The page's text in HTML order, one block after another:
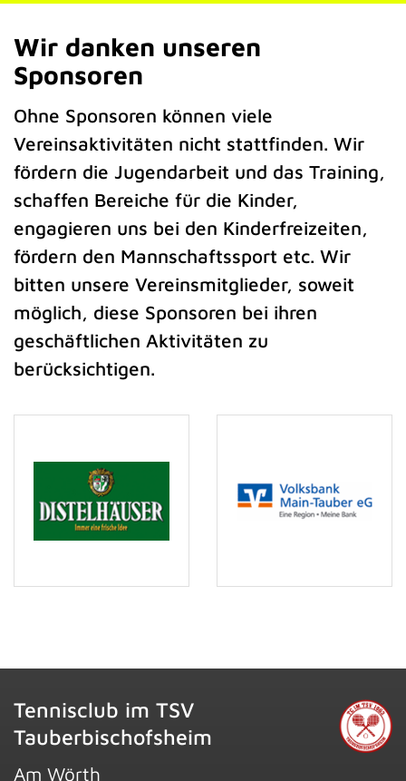
Wir danken unseren
Sponsoren
Ohne Sponsoren können viele
Vereinsaktivitäten nicht stattfinden. Wir
fördern die Jugendarbeit und das Training,
schaffen Bereiche für die Kinder,
engagieren uns bei den Kinderfreizeiten,
fördern den Mannschaftssport etc. Wir
bitten unsere Vereinsmitglieder, soweit
möglich, diese Sponsoren bei ihren
geschäftlichen Aktivitäten zu
berücksichtigen.
Tennisclub im TSV
Tauberbischofsheim
Am Wörth